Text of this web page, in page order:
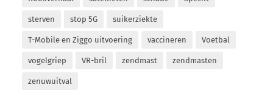
sterven stop 5G suikerziekte
T-Mobile en Ziggo uitvoering vaccineren Voetbal
vogelgriep VR-bril zendmast zendmasten
zenuwuitval